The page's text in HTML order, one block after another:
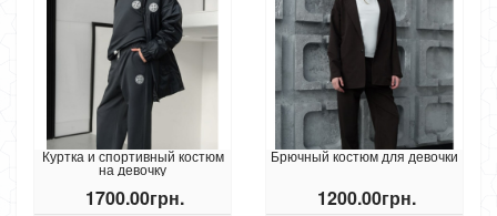
Куртка и спортивный костюм
на девочку
1700.00грн.
Брючный костюм для девочки
1200.00грн.